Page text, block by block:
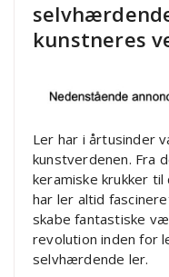
kunstneres
Ler har i årtusinder
kunstverdenen. Fra
keramiske krukker
har ler altid
skabe fantastiske
revolution inden for
selvhærdende ler.